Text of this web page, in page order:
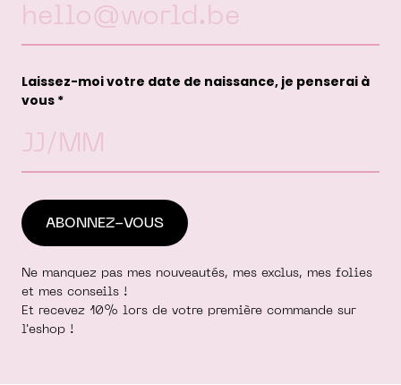
Laissez-moi votre date de naissance, je penserai à
vous *
Ne manquez pas mes nouveautés, mes exclus, mes folies
et mes conseils !
Et recevez 10% lors de votre première commande sur
l'eshop !